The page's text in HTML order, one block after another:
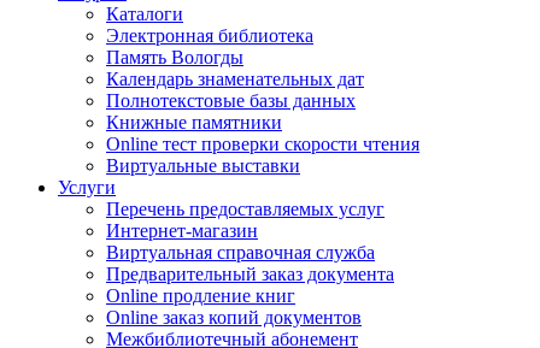
Каталоги
Электронная библиотека
Память Вологды
Календарь знаменательных дат
Полнотекстовые базы данных
Книжные памятники
Online тест проверки скорости чтения
Виртуальные выставки
Услуги
Перечень предоставляемых услуг
Интернет-магазин
Виртуальная справочная служба
Предварительный заказ документа
Online продление книг
Online заказ копий документов
Межбиблиотечный абонемент